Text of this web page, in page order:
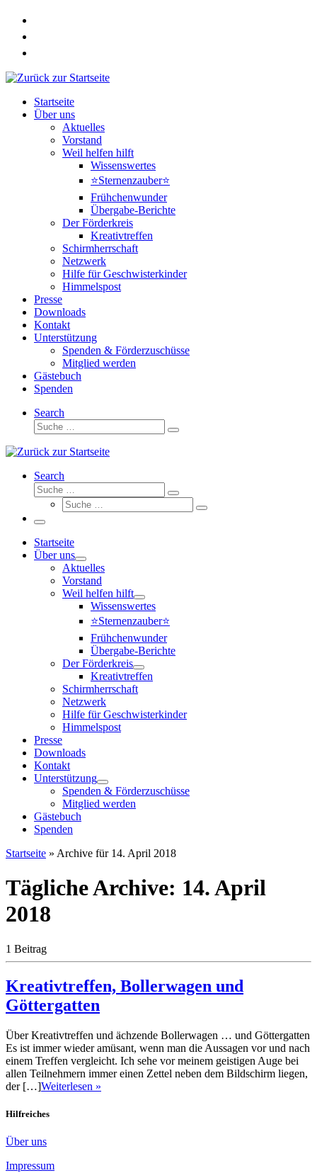
Zum
springen
Startseite
Über uns
Aktuelles
Vorstand
Weil helfen hilft
Wissenswertes
⭐Sternenzauber⭐
Frühchenwunder
Übergabe-Berichte
Der Förderkreis
Kreativtreffen
Schirmherrschaft
Netzwerk
Hilfe für Geschwisterkinder
Himmelspost
Presse
Downloads
Kontakt
Unterstützung
Spenden & Förderzuschüsse
Mitglied werden
Gästebuch
Spenden
Search
Suche
Suche
Search
Suche
Suche
Suche
Suche
Menü
Startseite
Über uns
Aktuelles
Vorstand
Weil helfen hilft
Wissenswertes
⭐Sternenzauber⭐
Frühchenwunder
Übergabe-Berichte
Der Förderkreis
Kreativtreffen
Schirmherrschaft
Netzwerk
Hilfe für Geschwisterkinder
Himmelspost
Presse
Downloads
Kontakt
Unterstützung
Spenden & Förderzuschüsse
Mitglied werden
Gästebuch
Spenden
Startseite » Archive für 14. April 2018
Tägliche Archive: 14. April
2018
1 Beitrag
Kreativtreffen, Bollerwagen und
Göttergatten
Über Kreativtreffen und ächzende Bollerwagen … und Göttergatten
Es ist immer wieder amüsant, wenn man die Aussagen vor und nach
einem Treffen vergleicht. Ich sehe vor meinem geistigen Auge bei
allen Teilnehmern immer einen Zettel neben dem Bildschirm liegen,
der […]Weiterlesen »
Hilfreiches
Über uns
Impressum